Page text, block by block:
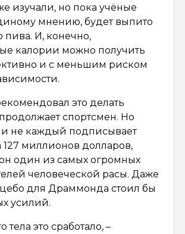
изучали, но пока учёные
мнению, будет выпито
И, конечно,
калории можно получить
и с меньшим риском
это делать
спортсмен. Но
и не каждый подписывает
127 миллионов долларов,
один из самых огромных
человеческой расы. Даже
для Драммонда стоил бы
усилий.
это сработало, –